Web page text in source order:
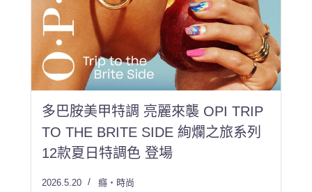
多巴胺美甲特調 亮麗來襲 OPI TRIP
TO THE BRITE SIDE 絢爛之旅系列
12款夏日特調色 登場
2026.5.20 癮・時尚